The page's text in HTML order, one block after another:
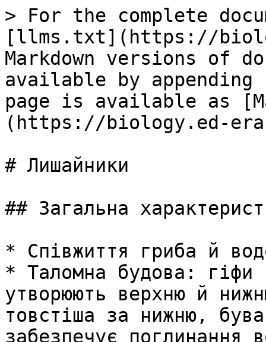
> For the complete
[llms.txt](https://
Markdown versions of
available by
page is available as
(https://biology.ed-
# Лишайники
## Загальна
* Співжиття гриба й
* Таломна будова: гіфи
утворюють верхню й
товстіша за нижню,
забезпечує поглинання